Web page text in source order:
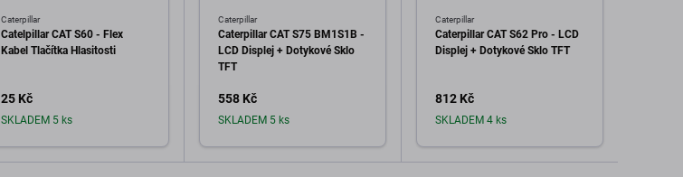
Caterpillar
Catelpillar CAT S60 - Flex
Kabel Tlačítka Hlasitosti
25 Kč
SKLADEM 5 ks
Caterpillar
Caterpillar CAT S75 BM1S1B -
LCD Displej + Dotykové Sklo
TFT
558 Kč
SKLADEM 5 ks
Caterpillar
Caterpillar CAT S62 Pro - LCD
Displej + Dotykové Sklo TFT
812 Kč
SKLADEM 4 ks